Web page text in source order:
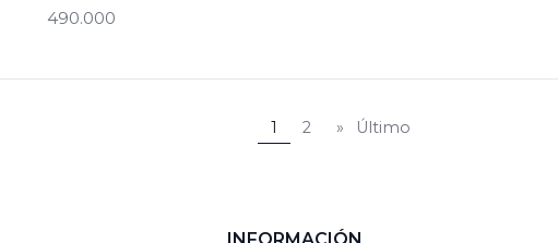
490.000
1 2 » Último